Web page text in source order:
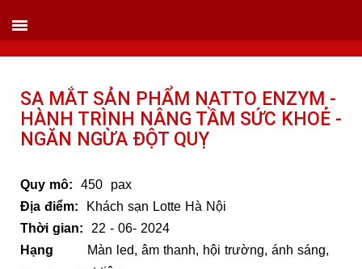
Email: info@vietlinktour.com / sales@vietlinktour.com
http://www.vietlinktour.com / http://vietlinkevent.com
SA MẮT SẢN PHẨM NATTO ENZYM -
HÀNH TRÌNH NÂNG TẦM SỨC KHOẺ -
NGĂN NGỪA ĐỘT QUỴ
Quy mô: 450 pax
Địa điểm: Khách sạn Lotte Hà Nội
Thời gian: 22 - 06- 2024
Hạng
Màn led, âm thanh, hội trường, ánh sáng,